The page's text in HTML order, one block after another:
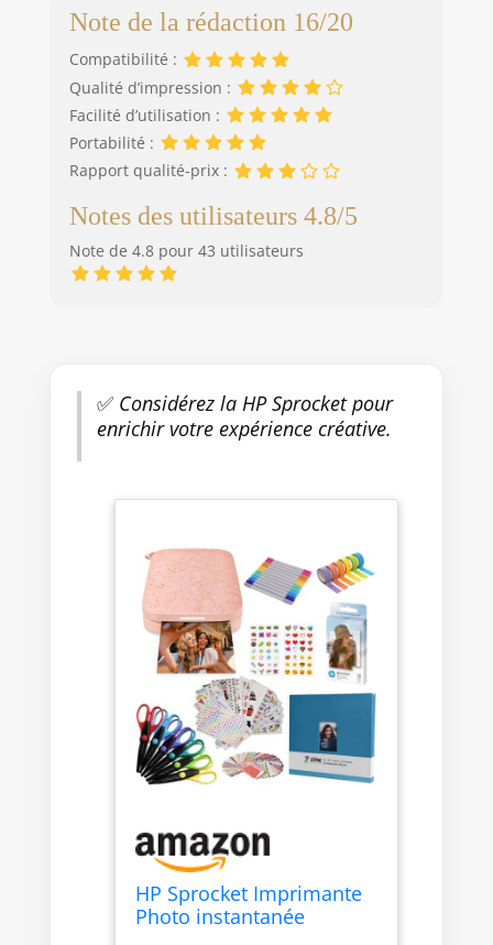
Note de la rédaction 16/20
Compatibilité :
Qualité d’impression :
Facilité d’utilisation :
Portabilité :
Rapport qualité-prix :
Notes des utilisateurs 4.8/5
Note de 4.8 pour 43 utilisateurs
✅Considérez la HP Sprocket pour
enrichir votre expérience créative.
HP Sprocket Imprimante
Photo instantanée